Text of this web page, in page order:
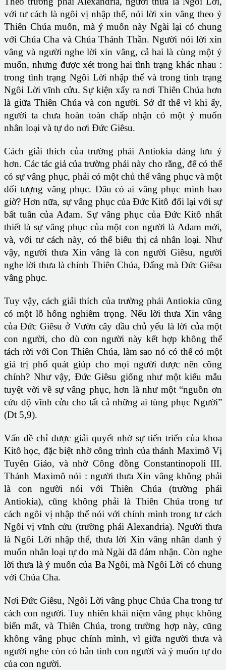
với tư cách là ngôi vị nhập thể, nói lời xin vâng theo ý
Thiên Chúa muốn, mà ý muốn này Ngài lại có chung
với Chúa Cha và Chúa Thánh Thần. Người nói lời xin
vâng và người nghe lời xin vâng, cả hai là cùng một ý
muốn, nhưng được xét trong hai tình trạng khác nhau :
trong tình trạng Ngôi Lời nhập thể và trong tình trạng
Ngôi Lời vĩnh cửu. Sự kiện xẩy ra nơi Thiên Chúa hơn
là giữa Thiên Chúa và con người. Sở dĩ thế vì khi ấy,
người ta chưa hoàn toàn chấp nhận có một ý muốn
nhân loại và tự do nơi Đức Giêsu.
Cách giải thích của trường phái Antiokia đáng lưu ý
hơn. Các tác giả của trường phái này cho rằng, để có thể
có sự vâng phục, phải có một chủ thể vâng phục và một
đối tượng vâng phục. Đâu có ai vâng phục mình bao
giờ? Hơn nữa, sự vâng phục của Đức Kitô đối lại với sự
bất tuân của Ađam. Sự vâng phục của Đức Kitô nhất
thiết là sự vâng phục của một con người là Ađam mới,
và, với tư cách này, có thể biểu thị cả nhân loại. Như
vậy, người thưa Xin vâng là con người Giêsu, người
nghe lời thưa là chính Thiên Chúa, Đấng mà Đức Giêsu
vâng phục.
Tuy vậy, cách giải thích của trường phái Antiokia cũng
có một lỗ hổng nghiêm trọng. Nếu lời thưa Xin vâng
của Đức Giêsu ở Vườn cây dầu chủ yếu là lời của một
con người, cho dù con người này kết hợp không thể
tách rời với Con Thiên Chúa, làm sao nó có thể có một
giá trị phổ quát giúp cho mọi người được nên công
chính? Như vậy, Đức Giêsu giống như một kiểu mẫu
tuyệt vời về sự vâng phục, hơn là như một “nguồn ơn
cứu độ vĩnh cửu cho tất cả những ai tùng phục Người”
(Dt 5,9).
Vấn đề chỉ được giải quyết nhờ sự tiến triển của khoa
Kitô học, đặc biệt nhờ công trình của thánh Maximô Vị
Tuyên Giáo, và nhờ Công đồng Constantinopoli III.
Thánh Maximô nói : người thưa Xin vâng không phải
là con người nói với Thiên Chúa (trường phái
Antiokia), cũng không phải là Thiên Chúa trong tư
cách ngôi vị nhập thể nói với chính mình trong tư cách
Ngôi vị vĩnh cửu (trường phái Alexandria). Người thưa
là Ngôi Lời nhập thể, thưa lời Xin vâng nhân danh ý
muốn nhân loại tự do mà Ngài đã đảm nhận. Còn nghe
lời thưa là ý muốn của Ba Ngôi, mà Ngôi Lời có chung
với Chúa Cha.
Nơi Đức Giêsu, Ngôi Lời vâng phục Chúa Cha trong tư
cách con người. Tuy nhiên khái niệm vâng phục không
biến mất, và Thiên Chúa, trong trường hợp này, cũng
không vâng phục chính mình, vì giữa người thưa và
người nghe còn có bản tinh con người và ý muốn tự do
của con người.